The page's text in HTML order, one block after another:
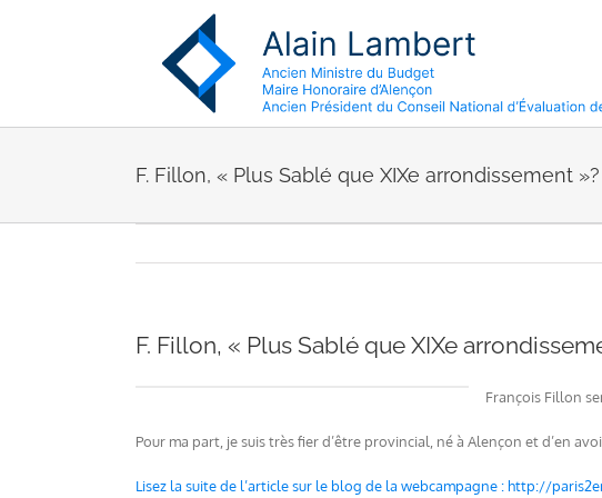
F. Fillon, « Plus Sablé que XIXe arrondissement »?
F. Fillon, « Plus Sablé que XIXe
François Fillon
Pour ma part, je suis très fier d’être provincial, né à Alençon et d’en
Lisez la suite de l’article sur le blog de la webcampagne : http://